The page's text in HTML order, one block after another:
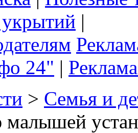
|
24" |
> Семья и